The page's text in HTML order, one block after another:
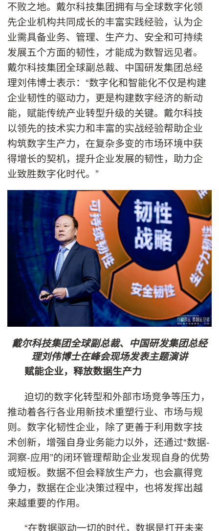
不败之地。戴尔科技集团拥有与全球数字化领
先企业机构共同成长的丰富实践经验，认为企
业需具备业务、管理、生产力、安全和可持续
发展五个方面的韧性，才能成为数智远见者。
戴尔科技集团全球副总裁、中国研发集团总经
理刘伟博士表示：“数字化和智能化不仅是构建
企业韧性的驱动力，更是构建数字经济的新动
能，赋能传统产业转型升级的关键。戴尔科技
以领先的技术实力和丰富的实战经验帮助企业
构筑数字生产力，在复杂多变的市场环境中获
得增长的契机，提升企业发展的韧性，助力企
业致胜数字化时代。”
戴尔科技集团全球副总裁、中国研发集团总经
理刘伟博士在峰会现场发表主题演讲
赋能企业，释放数据生产力
迫切的数字化转型和外部市场竞争等压力，
推动着各行各业用新技术重塑行业、市场与规
则。数字化韧性企业，除了更善于利用数字技
术创新，增强自身业务能力以外，还通过“数据-
洞察-应用”的闭环管理帮助企业发现自身的优势
或短板。数据不但会释放生产力，也会赢得竞
争力，数据在企业决策过程中，也将发挥出越
来越重要的作用。
“在数据驱动一切的时代，数据是打开未来